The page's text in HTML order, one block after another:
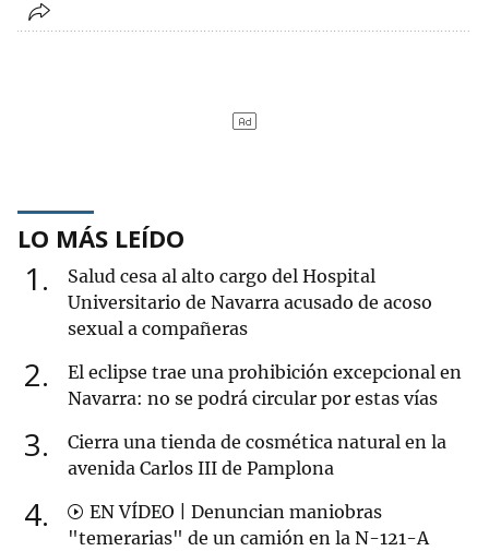
LO MÁS LEÍDO
1
Salud cesa al alto cargo del Hospital
Universitario de Navarra acusado de acoso
sexual a compañeras
2
El eclipse trae una prohibición excepcional en
Navarra: no se podrá circular por estas vías
3
Cierra una tienda de cosmética natural en la
avenida Carlos III de Pamplona
4
EN VÍDEO | Denuncian maniobras
"temerarias" de un camión en la N-121-A